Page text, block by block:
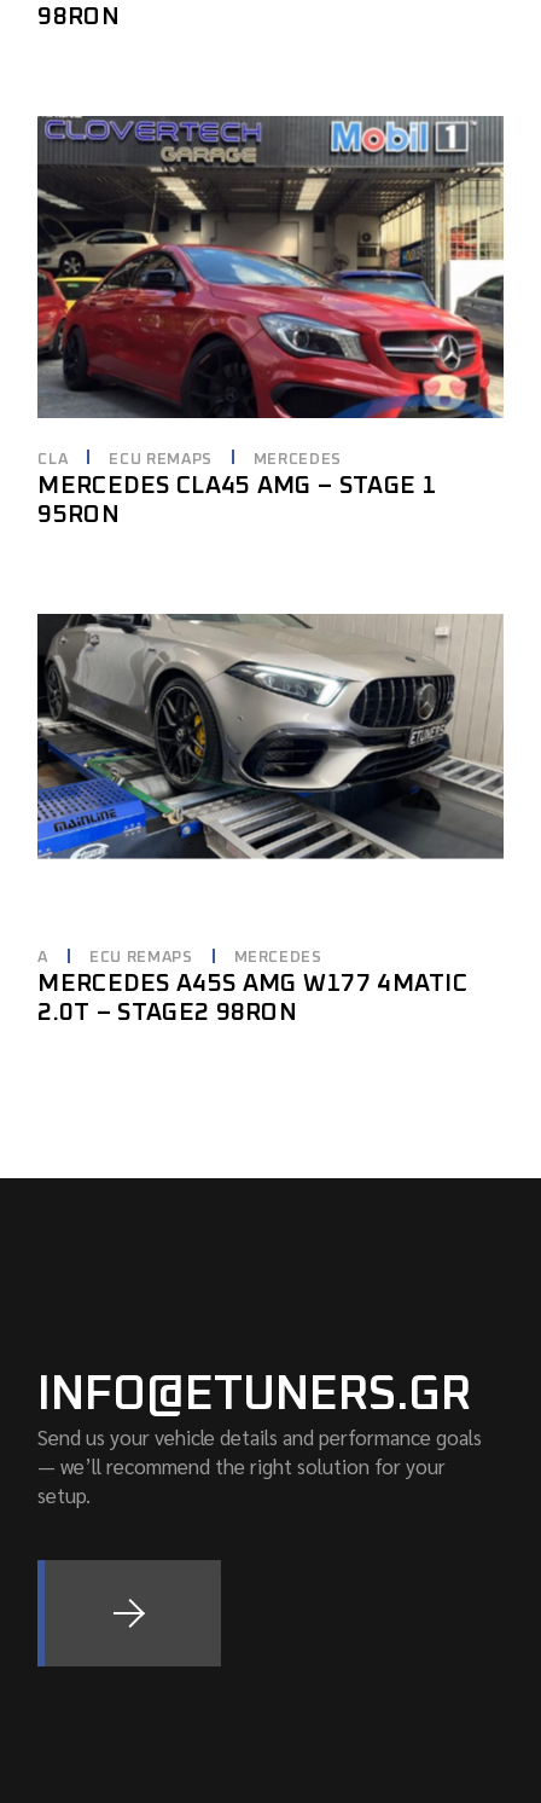
98RON
CLA ECU REMAPS MERCEDES
MERCEDES CLA45 AMG – STAGE 1
95RON
A ECU REMAPS MERCEDES
MERCEDES A45S AMG W177 4MATIC
2.0T – STAGE2 98RON
INFO@ETUNERS.GR
Send us your vehicle details and performance goals
— we’ll recommend the right solution for your
setup.